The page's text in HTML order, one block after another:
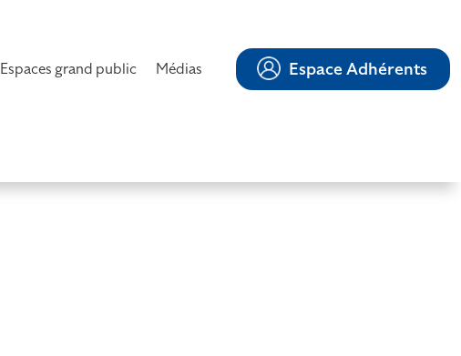
Espaces grand public Médias Espace Adhérents